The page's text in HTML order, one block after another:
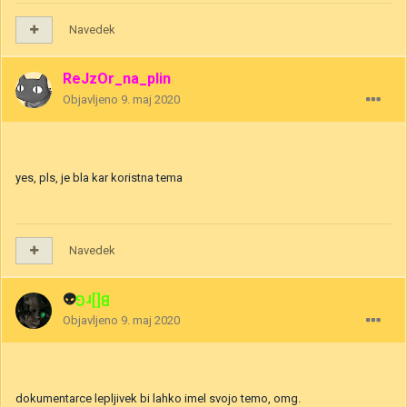
Navedek
ReJzOr_na_plin
Objavljeno 9. maj 2020
yes, pls, je bla kar koristna tema
Navedek
👽B[]rG
Objavljeno 9. maj 2020
dokumentarce lepljivek bi lahko imel svojo temo, omg.